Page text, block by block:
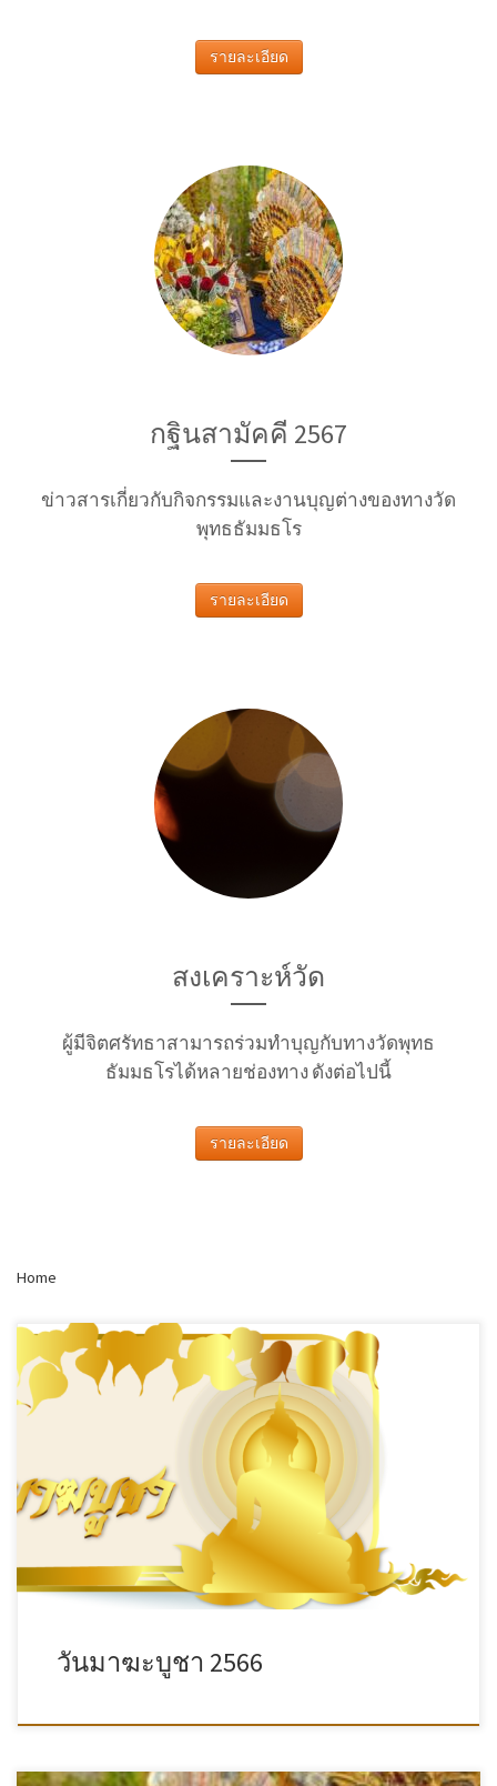
รายละเอียด
กฐินสามัคคี 2567
ข่าวสารเกี่ยวกับกิจกรรมและงานบุญต่างของทางวัด
พุทธธัมมธโร
รายละเอียด
สงเคราะห์วัด
ผู้มีจิตศรัทธาสามารถร่วมทำบุญกับทางวัดพุทธ
ธัมมธโรได้หลายช่องทาง ดังต่อไปนี้
รายละเอียด
Home
วันมาฆะบูชา 2566